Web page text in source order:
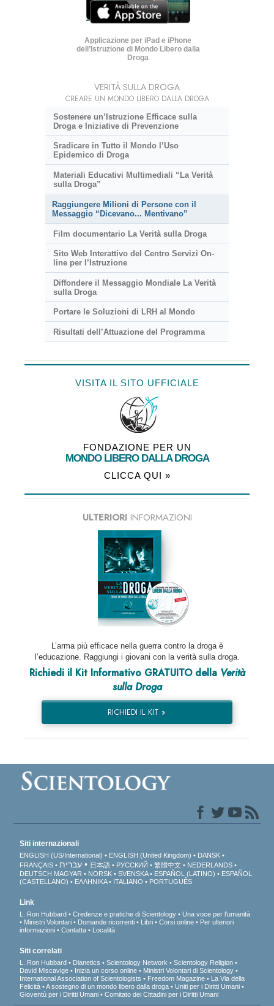
Applicazione per iPad e iPhone
dell’Istruzione di Mondo Libero dalla
Droga
VERITÀ SULLA DROGA
CREARE UN MONDO LIBERO DALLA DROGA
Sostenere un’Istruzione Efficace sulla
Droga e Iniziative di Prevenzione
Sradicare in Tutto il Mondo l’Uso
Epidemico di Droga
Materiali Educativi Multimediali “La Verità
sulla Droga”
Raggiungere Milioni di Persone con il
Messaggio “Dicevano... Mentivano”
Film documentario La Verità sulla Droga
Sito Web Interattivo del Centro Servizi On-
line per l’Istruzione
Diffondere il Messaggio Mondiale La Verità
sulla Droga
Portare le Soluzioni di LRH al Mondo
Risultati dell’Attuazione del Programma
VISITA IL SITO UFFICIALE
FONDAZIONE PER UN
MONDO LIBERO DALLA DROGA
CLICCA QUI »
ULTERIORIINFORMAZIONI
L’arma più efficace nella guerra contro la droga è
l’educazione. Raggiungi i giovani con la verità sulla droga.
Richiedi il Kit Informativo GRATUITO della Verità
sulla Droga
RICHIEDI IL KIT »
Siti internazionali
ENGLISH (US/International) ENGLISH (United Kingdom)
DANSK
FRANÇAIS
עברית 日本語 РУССКИЙ 繁體中文
NEDERLANDS
DEUTSCH MAGYAR NORSK SVENSKA ESPAÑOL (LATINO)
ESPAÑOL
(CASTELLANO)
ΕΛΛΗΝΙΚA ITALIANO PORTUGUÊS
Link
L. Ron Hubbard Credenze e pratiche di Scientology
Una voce per l’umanità
Ministri Volontari
Domande ricorrenti Libri Corsi online
Per ulteriori
informazioni
Contatta Località
Siti correlati
L. Ron Hubbard Dianetics Scientology Network
Scientology Religion
David Miscavige
Inizia un corso online
Ministri Volontari di Scientology
International Association of Scientologists
Freedom Magazine
La Via della
Felicità
A sostegno di un mondo libero dalla droga
Uniti per i Diritti Umani
Gioventù per i Diritti Umani
Comitato dei Cittadini per i Diritti Umani